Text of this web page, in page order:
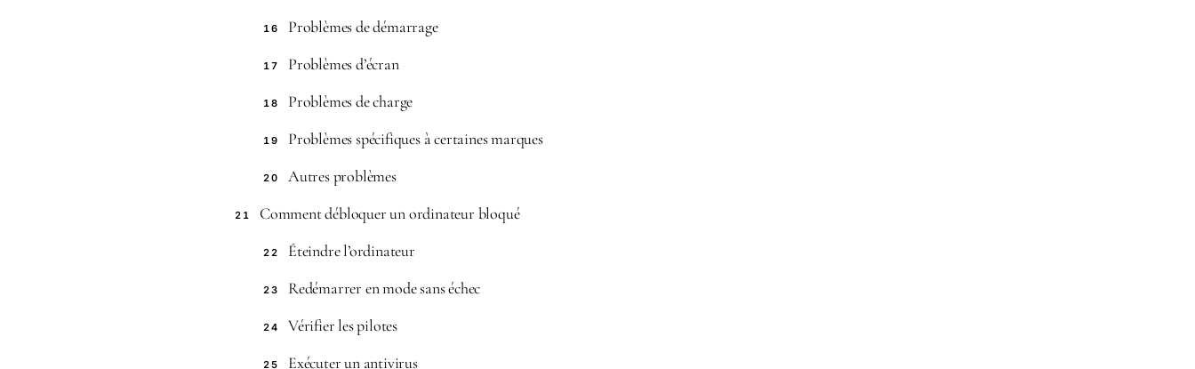
16 Problèmes de démarrage
17 Problèmes d’écran
18 Problèmes de charge
19 Problèmes spécifiques à certaines marques
20 Autres problèmes
21 Comment débloquer un ordinateur bloqué
22 Éteindre l’ordinateur
23 Redémarrer en mode sans échec
24 Vérifier les pilotes
25 Exécuter un antivirus